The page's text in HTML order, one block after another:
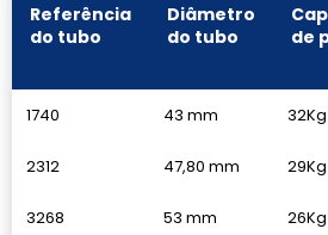
Referência
do tubo
Diâmetro
do tubo
de
1740 43 mm 32Kg
2312 47,80 mm 29Kg
3268 53 mm 26Kg